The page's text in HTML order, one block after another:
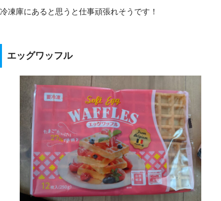
冷凍庫にあると思うと仕事頑張れそうです！
エッグワッフル